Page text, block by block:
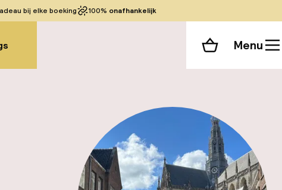
bij elke boeking 100% onafhankelijk
Winkelmand
Menu